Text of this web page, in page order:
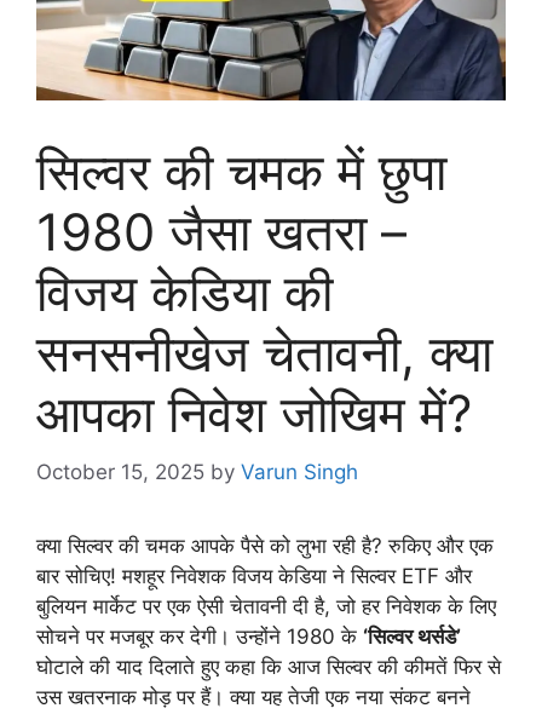
सिल्वर की चमक में छुपा
1980 जैसा खतरा –
विजय केडिया की
सनसनीखेज चेतावनी, क्या
आपका निवेश जोखिम में?
October 15, 2025 by Varun Singh
क्या सिल्वर की चमक आपके पैसे को लुभा रही है? रुकिए और एक
बार सोचिए! मशहूर निवेशक विजय केडिया ने सिल्वर ETF और
बुलियन मार्केट पर एक ऐसी चेतावनी दी है, जो हर निवेशक के लिए
सोचने पर मजबूर कर देगी। उन्होंने 1980 के ‘सिल्वर थर्सडे’
घोटाले की याद दिलाते हुए कहा कि आज सिल्वर की कीमतें फिर से
उस खतरनाक मोड़ पर हैं। क्या यह तेजी एक नया संकट बनने